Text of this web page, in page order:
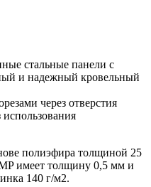
стальные панели с
и надежный кровельный
через отверстия
полиэфира толщиной 25
имеет толщину 0,5 мм и
140 г/м2.